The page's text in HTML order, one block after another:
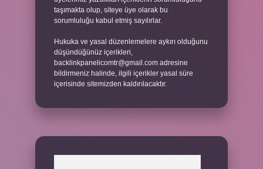
taşımakta olup, siteye üye olarak bu
sorumluluğu kabul etmiş sayılırlar.
Hukuka ve yasal düzenlemelere aykırı olduğunu
düşündüğünüz içerikleri,
backlinkpanelicomtr@gmail.com adresine
bildirmeniz halinde, ilgili içerikler yasal süre
içerisinde sitemizden kaldırılacaktır.